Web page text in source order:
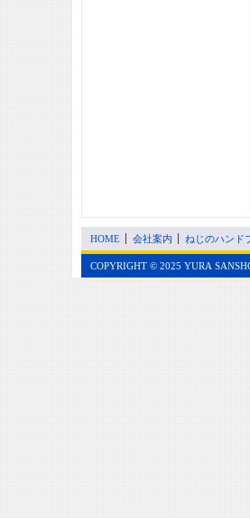
HOME 会社案内 ねじのハンド
COPYRIGHT © 2025 YURA